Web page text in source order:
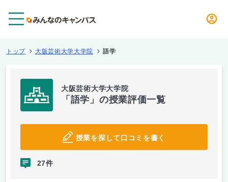
トップ 大阪芸術大学大学院 語学
大阪芸術大学大学院
「語学」の授業評価一覧
授業を探して口コミを書く
27件